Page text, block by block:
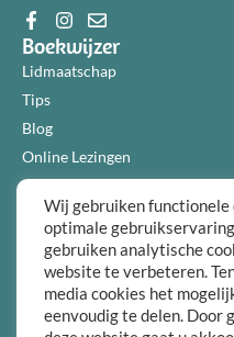
Boekwijzer
Lidmaatschap
Tips
Blog
Online Lezingen
Diensten
Over ons
Informatie
Algemene voorwaarden
Privacybeleid
Over ons
Wij gebruiken functionele
optimale
gebruiken analytische
website te verbeteren.
media cookies het
eenvoudig te delen. Door